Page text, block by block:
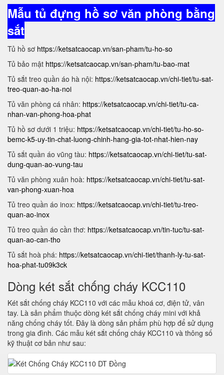
Mẫu tủ đựng hồ sơ văn phòng bằng
sắt
Tủ hồ sơ https://ketsatcaocap.vn/san-pham/tu-ho-so
Tủ bảo mật https://ketsatcaocap.vn/san-pham/tu-bao-mat
Tủ sắt treo quần áo hà nội: https://ketsatcaocap.vn/chi-tiet/tu-sat-
treo-quan-ao-ha-noi
Tủ văn phòng cá nhân: https://ketsatcaocap.vn/chi-tiet/tu-ca-
nhan-van-phong-hoa-phat
Tủ hồ sơ dưới 1 triệu: https://ketsatcaocap.vn/chi-tiet/tu-ho-so-
bemc-k5-uy-tin-chat-luong-chinh-hang-gia-tot-nhat-hien-nay
Tủ sắt quần áo vũng tàu: https://ketsatcaocap.vn/chi-tiet/tu-sat-
dung-quan-ao-vung-tau
Tủ văn phòng xuân hoà: https://ketsatcaocap.vn/chi-tiet/tu-sat-
van-phong-xuan-hoa
Tủ treo quần áo inox: https://ketsatcaocap.vn/chi-tiet/tu-treo-
quan-ao-inox
Tủ treo quần áo cần thơ: https://ketsatcaocap.vn/tin-tuc/tu-sat-
quan-ao-can-tho
Tủ sắt hoà phá: https://ketsatcaocap.vn/chi-tiet/thanh-ly-tu-sat-
hoa-phat-tu09k3ck
Dòng két sắt chống cháy KCC110
Két sắt chống cháy KCC110 với các mẫu khoá cơ, điện tử, vân
tay. Là sản phẩm thuộc dòng két sắt chống cháy mini với khả
năng chống cháy tốt. Đây là dòng sản phẩm phù hợp để sử dụng
trong gia đình. Các mẫu két sắt chống cháy KCC110 và thông số
kỹ thuật cơ bản như sau: